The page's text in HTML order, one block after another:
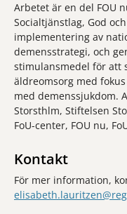
Arbetet är en del FOU
Socialtjänstlag, God
implementering av
demensstrategi, och
stimulansmedel för att
äldreomsorg med
med demenssjukdom.
Storsthlm, Stiftelsen
FoU-center, FOU nu,
Kontakt
För mer information,